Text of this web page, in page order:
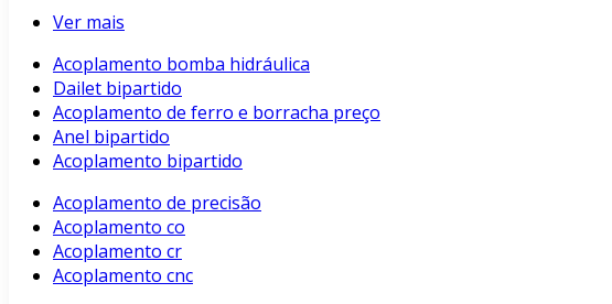
Ver mais
Acoplamento bomba hidráulica
Dailet bipartido
Acoplamento de ferro e borracha preço
Anel bipartido
Acoplamento bipartido
Acoplamento de precisão
Acoplamento co
Acoplamento cr
Acoplamento cnc